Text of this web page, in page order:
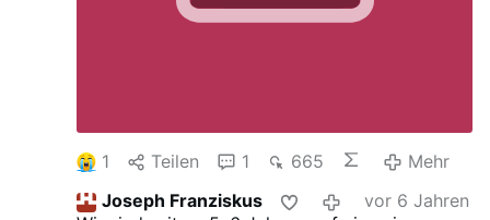
1 Teilen 1 665
Mehr
Joseph Franziskus
vor 6 Jahren